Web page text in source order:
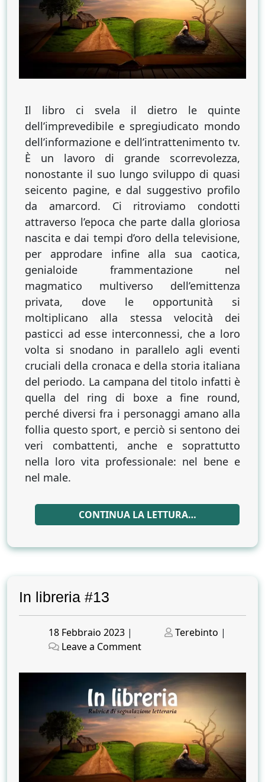
suona
la
campana”
di
Roberto
Robert
Il libro ci svela il dietro le quinte
dell’imprevedibile e spregiudicato mondo
dell’informazione e dell’intrattenimento tv.
È un lavoro di grande scorrevolezza,
nonostante il suo lungo sviluppo di quasi
seicento pagine, e dal suggestivo profilo
da amarcord. Ci ritroviamo condotti
attraverso l’epoca che parte dalla gloriosa
nascita e dai tempi d’oro della televisione,
per approdare infine alla sua caotica,
genialoide frammentazione nel
magmatico multiverso dell’emittenza
privata, dove le opportunità si
moltiplicano alla stessa velocità dei
pasticci ad esse interconnessi, che a loro
volta si snodano in parallelo agli eventi
cruciali della cronaca e della storia italiana
del periodo. La campana del titolo infatti è
quella del ring di boxe a fine round,
perché diversi fra i personaggi amano alla
follia questo sport, e perciò si sentono dei
veri combattenti, anche e soprattutto
nella loro vita professionale: nel bene e
nel male.
CONTINUA LA LETTURA…
In libreria #13
Posted
on
18 Febbraio 2023 |
Posted
Terebinto |
Leave a Commenton
libreria
#13